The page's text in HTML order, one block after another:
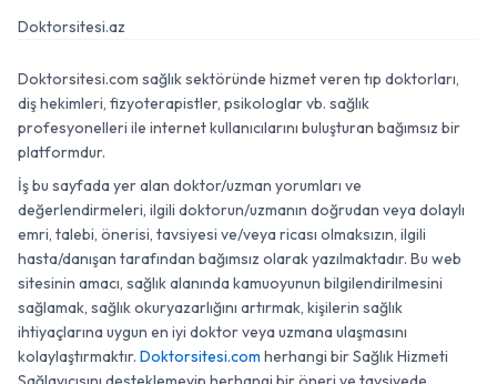
Doktorsitesi.az
Doktorsitesi.com sağlık sektöründe hizmet veren tıp doktorları,
diş hekimleri, fizyoterapistler, psikologlar vb. sağlık
profesyonelleri ile internet kullanıcılarını buluşturan bağımsız bir
platformdur.
İş bu sayfada yer alan doktor/uzman yorumları ve
değerlendirmeleri, ilgili doktorun/uzmanın doğrudan veya dolaylı
emri, talebi, önerisi, tavsiyesi ve/veya ricası olmaksızın, ilgili
hasta/danışan tarafından bağımsız olarak yazılmaktadır. Bu web
sitesinin amacı, sağlık alanında kamuoyunun bilgilendirilmesini
sağlamak, sağlık okuryazarlığını artırmak, kişilerin sağlık
ihtiyaçlarına uygun en iyi doktor veya uzmana ulaşmasını
kolaylaştırmaktır. Doktorsitesi.com herhangi bir Sağlık Hizmeti